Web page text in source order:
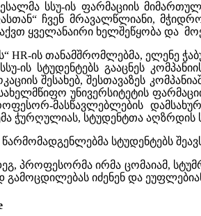
სსუ-ის ფარმაციის
ჩვენ მრავალწლიანი,
ყველანაირი ხელშეწყობა და
HR-ის თანამშრომლებმა, ელენე
ის სტუდენტებს გააცნეს
შესახებ, შესთავაზეს
უნივერსიტეტის
მასწავლებლების
ჭურღულიას, სტუდენტთა
წარმომადგენლებმა სტუდენტებს
პროფესორმა ირმა ცომაიამ,
გამოცდილებას იძენენ და